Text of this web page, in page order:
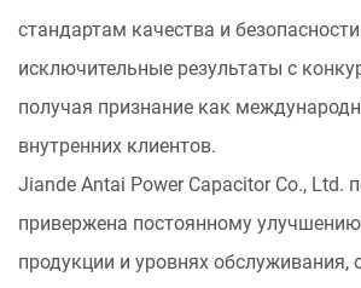
стандартам качества и
исключительные результаты с
получая признание как
внутренних клиентов.
Jiande Antai Power Capacitor Co., Ltd.
привержена постоянному
продукции и уровнях обслуживания,